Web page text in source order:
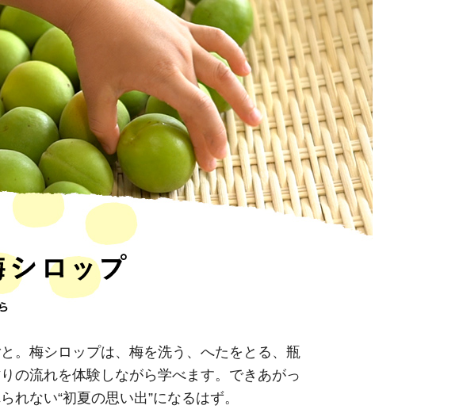
。梅シロップは、梅を洗う、へたをとる、瓶
の流れを体験しながら学べます。できあがっ
ない“初夏の思い出”になるはず。